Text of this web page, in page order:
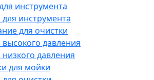
инструмента
инструмента
для очистки
давления
давления
для мойки